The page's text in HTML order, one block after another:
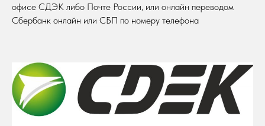
офисе СДЭК либо Почте России, или онлайн переводом
Сбербанк онлайн или СБП по номеру телефона